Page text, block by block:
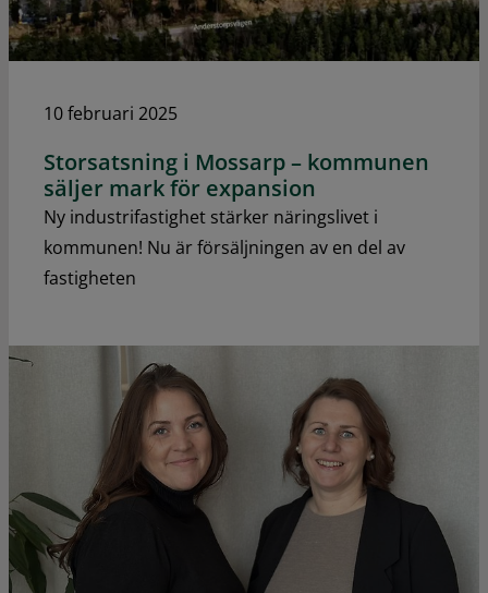
10 februari 2025
Storsatsning i Mossarp – kommunen
säljer mark för expansion
Ny industrifastighet stärker näringslivet i
kommunen! Nu är försäljningen av en del av
fastigheten